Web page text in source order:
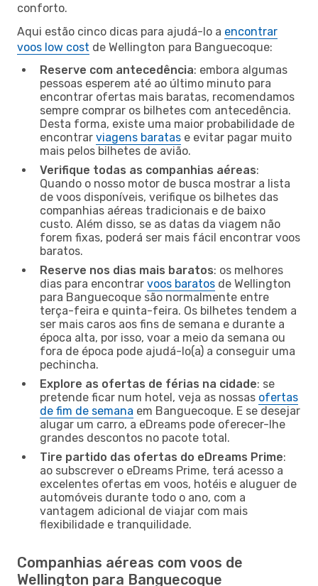
conforto.
Aqui estão cinco dicas para ajudá-lo a encontrar
voos low cost de Wellington para Banguecoque:
Reserve com antecedência: embora algumas
pessoas esperem até ao último minuto para
encontrar ofertas mais baratas, recomendamos
sempre comprar os bilhetes com antecedência.
Desta forma, existe uma maior probabilidade de
encontrar viagens baratas e evitar pagar muito
mais pelos bilhetes de avião.
Verifique todas as companhias aéreas:
Quando o nosso motor de busca mostrar a lista
de voos disponíveis, verifique os bilhetes das
companhias aéreas tradicionais e de baixo
custo. Além disso, se as datas da viagem não
forem fixas, poderá ser mais fácil encontrar voos
baratos.
Reserve nos dias mais baratos: os melhores
dias para encontrar voos baratos de Wellington
para Banguecoque são normalmente entre
terça-feira e quinta-feira. Os bilhetes tendem a
ser mais caros aos fins de semana e durante a
época alta, por isso, voar a meio da semana ou
fora de época pode ajudá-lo(a) a conseguir uma
pechincha.
Explore as ofertas de férias na cidade: se
pretende ficar num hotel, veja as nossas ofertas
de fim de semana em Banguecoque. E se desejar
alugar um carro, a eDreams pode oferecer-lhe
grandes descontos no pacote total.
Tire partido das ofertas do eDreams Prime:
ao subscrever o eDreams Prime, terá acesso a
excelentes ofertas em voos, hotéis e aluguer de
automóveis durante todo o ano, com a
vantagem adicional de viajar com mais
flexibilidade e tranquilidade.
Companhias aéreas com voos de
Wellington para Banguecoque